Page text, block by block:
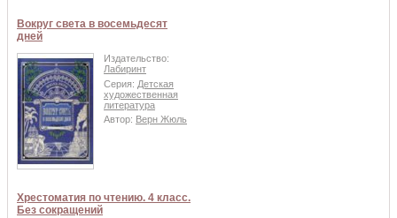
Вокруг света в восемьдесят
дней
Издательство:
Лабиринт
Серия: Детская
художественная
литература
Автор: Верн Жюль
Хрестоматия по чтению. 4 класс.
Без сокращений